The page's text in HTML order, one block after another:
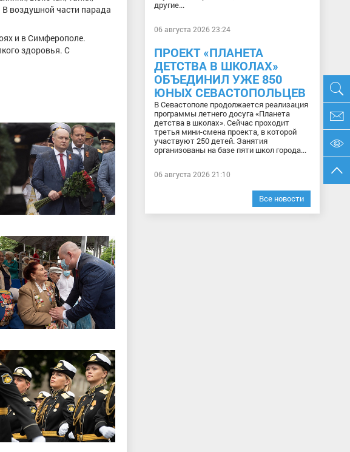
воздушной части парада
и в Симферополе.
здоровья. С
другие...
06 августа 2026 23:24
ПРОЕКТ «ПЛАНЕТА
ДЕТСТВА В ШКОЛАХ»
ОБЪЕДИНИЛ УЖЕ 850
ЮНЫХ СЕВАСТОПОЛЬЦЕВ
В Севастополе продолжается реализация
программы летнего досуга «Планета
детства в школах». Сейчас проходит
третья мини-смена проекта, в которой
участвуют 250 детей. Занятия
организованы на базе пяти школ города...
06 августа 2026 21:10
Все новости